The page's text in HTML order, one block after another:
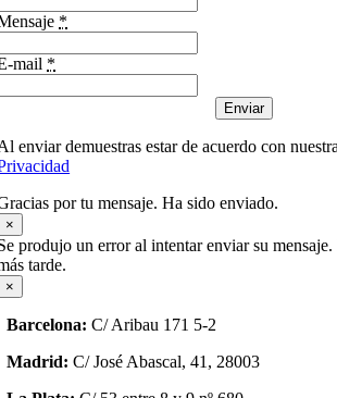
*
mail *
Enviar
enviar demuestras estar de acuerdo con
por tu mensaje. Ha sido enviado.
×
produjo un error al intentar enviar su
tarde.
×
Barcelona: C/ Aribau 171 5-2
Madrid: C/ José Abascal, 41, 28003